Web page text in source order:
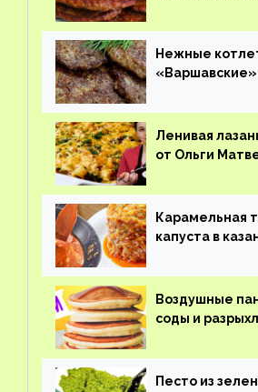
Нежные
«Варшавские»
Ленивая
от Ольги
Карамельная
капуста в
Воздушные
соды и
Песто из